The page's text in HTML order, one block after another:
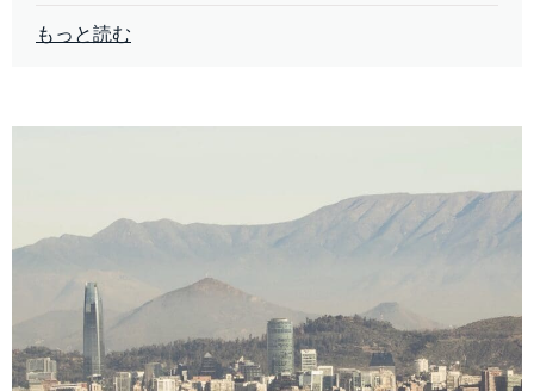
もっと読む